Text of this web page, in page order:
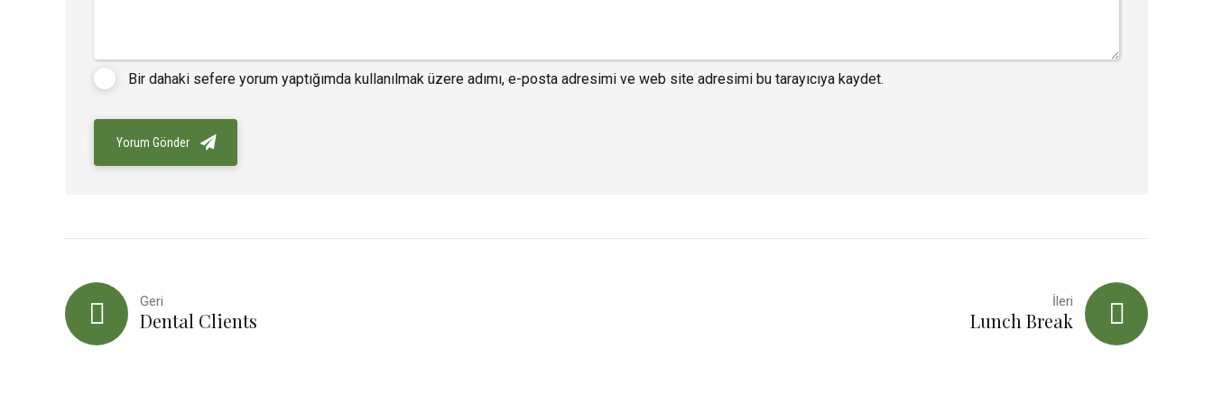
Bir dahaki sefere yorum yaptığımda kullanılmak üzere adımı, e-posta adresimi ve web site adresimi bu tarayıcıya kaydet.
Yorum Gönder
Geri
Dental Clients
İleri
Lunch Break